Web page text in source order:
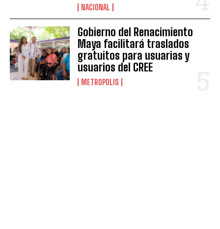
NACIONAL
Gobierno del Renacimiento
Maya facilitará traslados
gratuitos para usuarias y
usuarios del CREE
METROPOLIS